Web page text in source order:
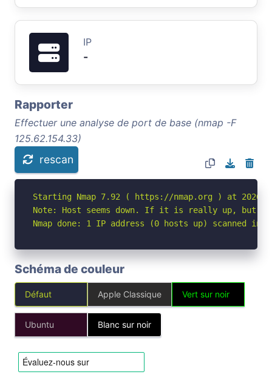
IP
-
Rapporter
Effectuer une analyse de port de base (nmap -F
125.62.154.33)
rescan
Starting Nmap 7.92 ( https://nmap.org ) at 2026-
Note: Host seems down. If it is really up, but
Nmap done: 1 IP address (0 hosts up) scanned in
Schéma de couleur
Défaut Apple Classique Vert sur noir
Ubuntu Blanc sur noir